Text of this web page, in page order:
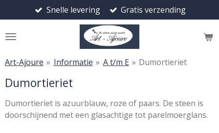
direct
naar
Snelle levering Gratis verzending
Art-Ajoure » Informatie » A t/m E » Dumortieriet
Dumortieriet
Dumortieriet is azuurblauw, roze of paars. De steen is
doorschijnend met een glasachtige tot parelmoerglans.